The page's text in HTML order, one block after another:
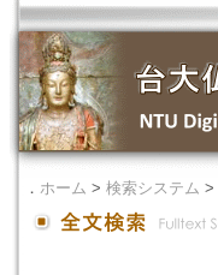
． ホーム > 検索システム >